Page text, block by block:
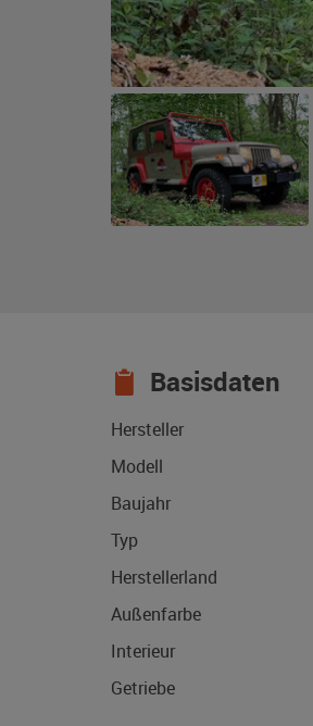
Basisdaten
Hersteller
Modell
Baujahr
Typ
Herstellerland
Außenfarbe
Interieur
Getriebe